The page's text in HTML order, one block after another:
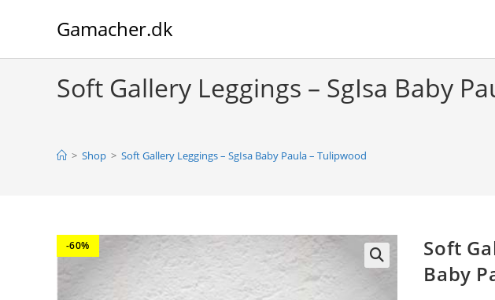
Gamacher.dk
Soft Gallery Leggings – SgIsa Baby
> Shop > Soft Gallery Leggings – SgIsa Baby Paula – Tulipwood
-60%
Soft
Baby